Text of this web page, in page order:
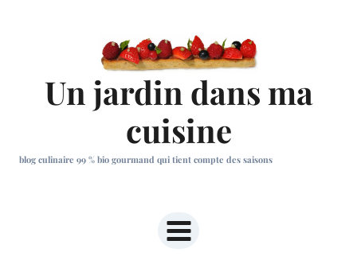
Un jardin dans ma
cuisine
blog culinaire 99 % bio gourmand qui tient compte des saisons